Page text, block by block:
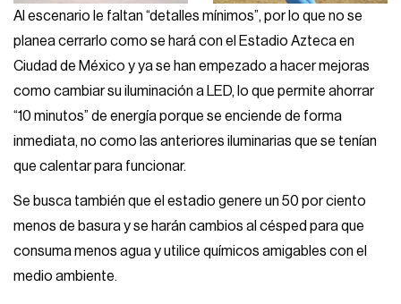
Al escenario le faltan “detalles mínimos”, por lo que no se
planea cerrarlo como se hará con el Estadio Azteca en
Ciudad de México y ya se han empezado a hacer mejoras
como cambiar su iluminación a LED, lo que permite ahorrar
“10 minutos” de energía porque se enciende de forma
inmediata, no como las anteriores iluminarias que se tenían
que calentar para funcionar.
Se busca también que el estadio genere un 50 por ciento
menos de basura y se harán cambios al césped para que
consuma menos agua y utilice químicos amigables con el
medio ambiente.